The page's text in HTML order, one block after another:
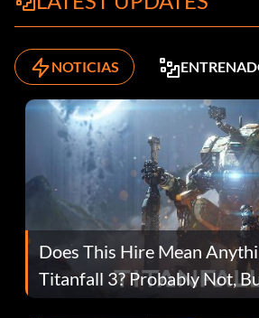
NOTICIAS
Does This Hire Mean
Titanfall 3? Probably Not,
Fans Are Hopeful